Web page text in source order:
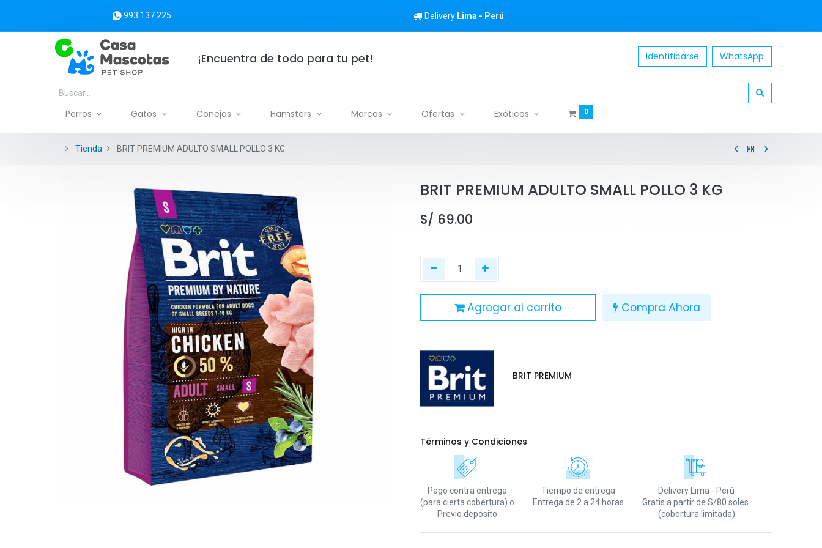
993 137 225 Delivery Lima - Perú
¡Encuentra de todo para tu pet! Identificarse WhatsApp
Perros Gatos Conejos Hamsters Marcas Ofertas Exóticos 0
Tienda BRIT PREMIUM ADULTO SMALL POLLO 3 KG
BRIT PREMIUM ADULTO SMALL POLLO 3 KG
S/ 69.00
Agregar al carrito Compra Ahora
BRIT PREMIUM
Términos y Condiciones
Pago contra entrega
(para cierta cobertura) o
Previo depósito
Tiempo de entrega
Entrega de 2 a 24 horas
Delivery Lima - Perú
Gratis a partir de S/80 soles
(cobertura limitada)